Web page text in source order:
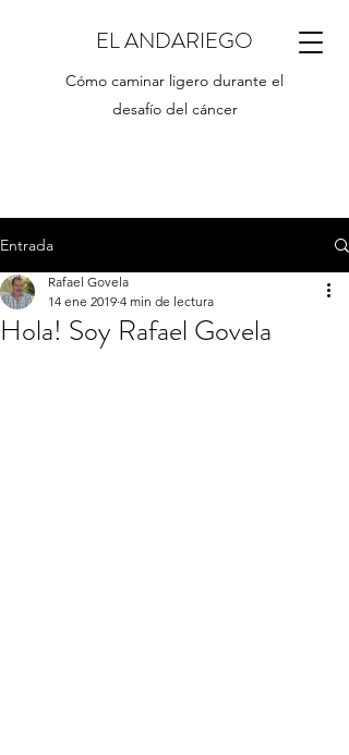
EL ANDARIEGO
Cómo caminar ligero durante el
desafío del cáncer
Entrada
Hola! Soy Rafael Govela
Rafael Govela
14 ene 2019 4 min de lectura